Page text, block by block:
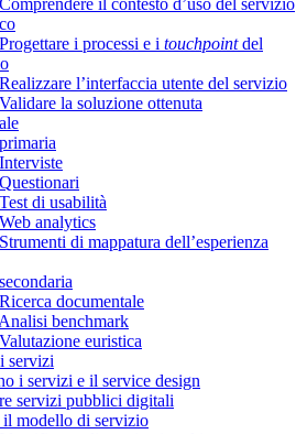
il contesto d’uso del servizio
i processi e i touchpointdel
l’interfaccia utente del servizio
la soluzione ottenuta
di usabilità
analytics
di mappatura dell’esperienza
documentale
benchmark
euristica
servizi
i servizi e il service design
servizi pubblici digitali
modello di servizio